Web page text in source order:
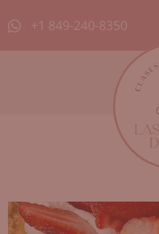
+1 849-240-8350